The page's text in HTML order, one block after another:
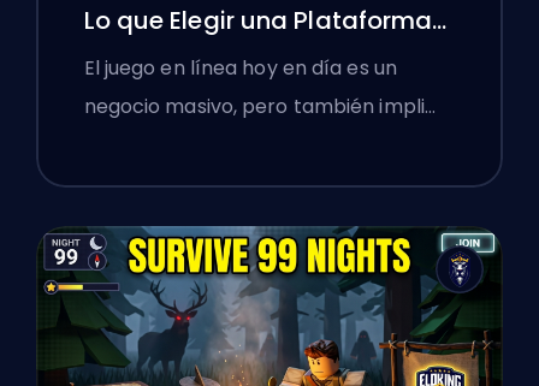
Lo que Elegir una Plataforma
de Boosting Enseñó a los
Gamers Polacos sobre
El juego en línea hoy en día es un
negocio masivo, pero también impli…